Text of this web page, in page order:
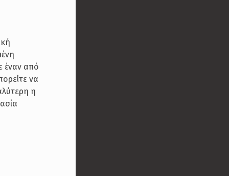
έναν από
να
η